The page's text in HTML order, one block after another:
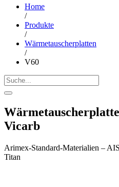
Home
/
Produkte
/
Wärmetauscherplatten
/
V60
Vicarb
Arimex-Standard-Materialien –
Titan